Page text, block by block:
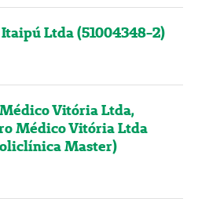
Ltda (51004348-2)
Vitória Ltda,
Médico Vitória Ltda
Master)